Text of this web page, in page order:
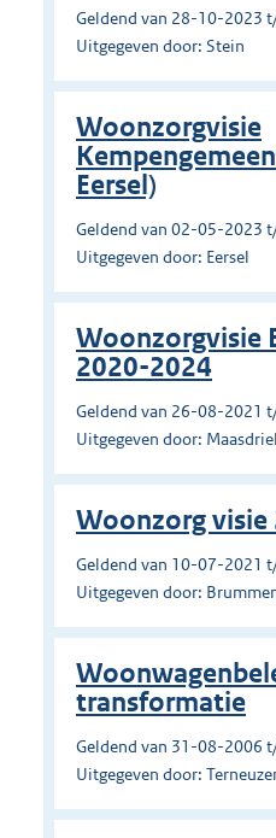
Geldend van 28-10-2023
Uitgegeven door: Stein
Woonzorgvisie
Eersel)
Geldend van 02-05-2023
Uitgegeven door: Eersel
Woonzorgvisie
2020-2024
Geldend van 26-08-2021
Uitgegeven door: Maasdriel
Woonzorg visie
Geldend van 10-07-2021
Uitgegeven door:
transformatie
Geldend van 31-08-2006
Uitgegeven door: